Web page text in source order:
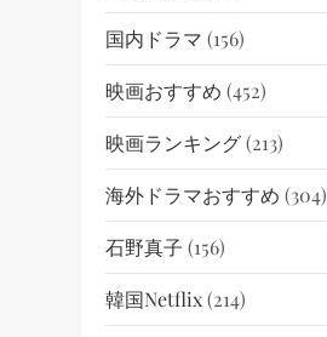
国内ドラマ (156)
映画おすすめ (452)
映画ランキング(213)
海外ドラマおすすめ (304)
石野真子 (156)
韓国netflix(214)